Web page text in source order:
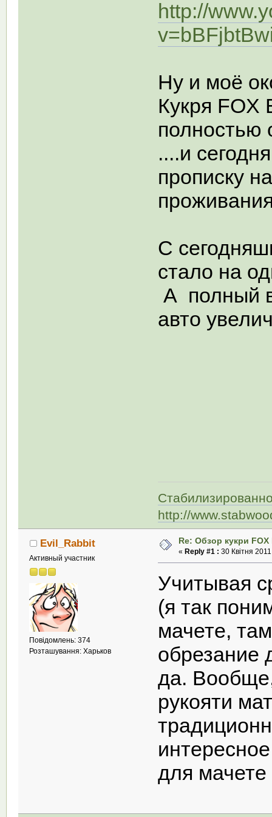
http://
Ну и моё
Кукря FOX
полностью
....и
прописку
С
стало на
А полный
авто
http://
Evil_Rabbit
Активный участник
Повідомлень: 374
Розташування: Харьков
Re: Обзор кукри
« Reply #1 : 30 Квітня
Учитывая
(я так
мачете,
обрезание
да.
рукояти
для мачете